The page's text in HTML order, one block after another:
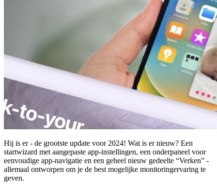
Hij is er - de grootste update voor 2024! Wat is er nieuw? Een
startwizard met aangepaste app-instellingen, een onderpaneel voor
eenvoudige app-navigatie en een geheel nieuw gedeelte “Verken” -
allemaal ontworpen om je de best mogelijke monitoringervaring te
geven.